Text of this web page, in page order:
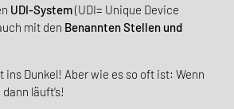
UDI-System(UDI= Unique Device
mit den Benannten Stellen und
ins Dunkel! Aber wie es so oft ist: Wenn
läuft‘s!